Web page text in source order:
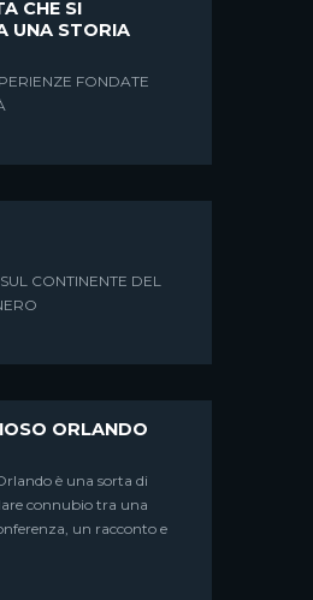
CHE SI
UNA STORIA
FONDATE
CONTINENTE DEL
ORLANDO
è una sorta di
connubio tra una
un racconto e